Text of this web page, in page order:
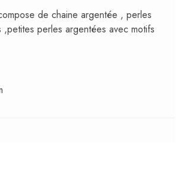
de chaine argentée , perles
perles argentées avec motifs